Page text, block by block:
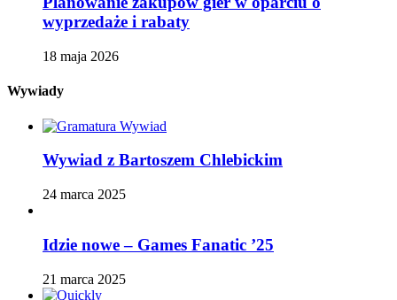
wyprzedaże i rabaty
18 maja 2026
Wywiady
Wywiad z Bartoszem Chlebickim
24 marca 2025
Idzie nowe – Games Fanatic ’25
21 marca 2025